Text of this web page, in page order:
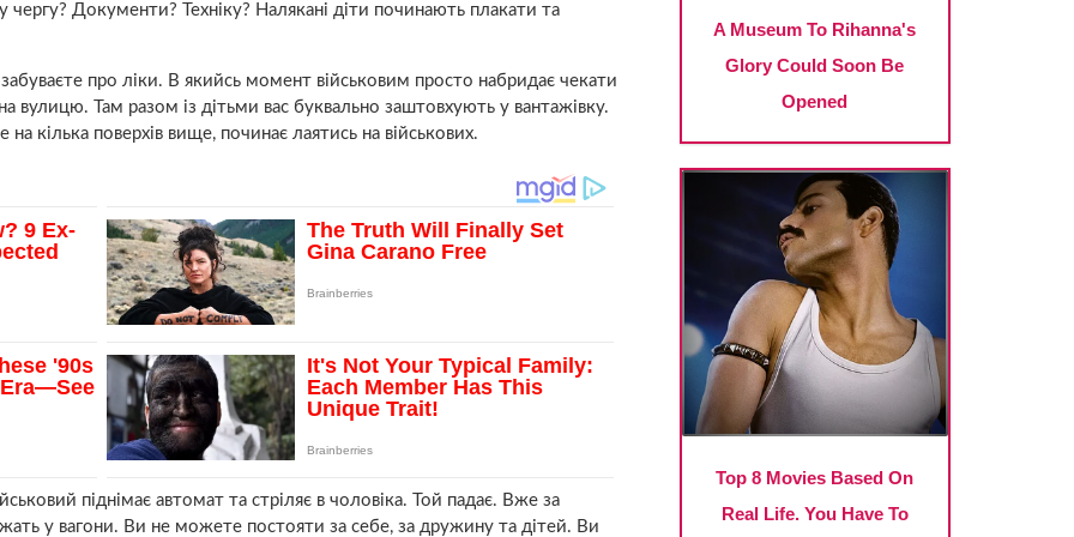
Документи? Техніку? Налякані діти починають плакати та
про ліки. В якийсь момент військовим просто набридає чекати
вулицю. Там разом із дітьми вас буквально заштовхують у вантажівку.
кілька поверхів вище, починає лаятись на військових.
піднімає автомат та стріляє в чоловіка. Той падає. Вже за
у вагони. Ви не можете постояти за себе, за дружину та дітей. Ви